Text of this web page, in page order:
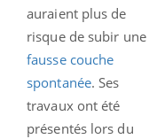
auraient plus de
risque de subir une
fausse couche
spontanée. Ses
travaux ont été
présentés lors du